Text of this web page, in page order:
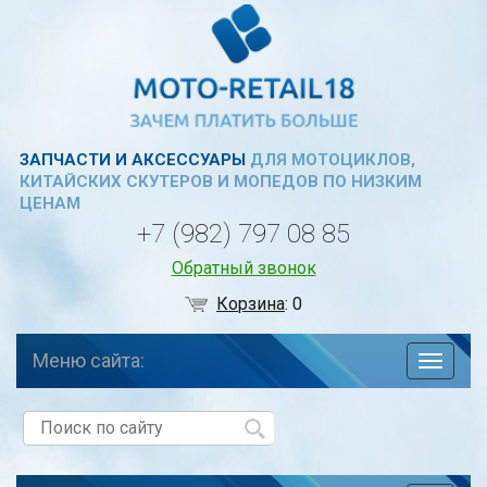
ЗАПЧАСТИ И АКСЕССУАРЫДЛЯ МОТОЦИКЛОВ,
КИТАЙСКИХ СКУТЕРОВ И МОПЕДОВ ПО НИЗКИМ
ЦЕНАМ
+7 (982) 797 08 85
Обратный звонок
Корзина:0
по
Меню сайта: